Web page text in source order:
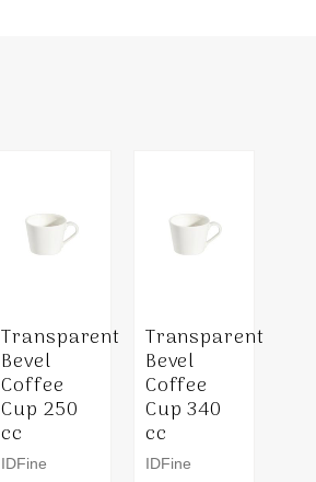
Transparent
Bevel
Coffee
Cup 250
cc
IDFine
Transparent
Bevel
Coffee
Cup 340
cc
IDFine